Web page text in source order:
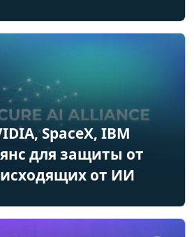
SpaceX, IBM
для защиты от
исходящих от ИИ